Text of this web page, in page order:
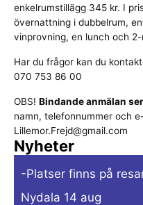
enkelrumstillägg 345 kr. I
övernattning i dubbelrum,
vinprovning, en lunch och
Har du frågor kan du
070 753 86 00
OBS! Bindande anmälan
namn, telefonnummer och
Lillemor.Frejd@gmail.com
Nyheter
-Platser finns på
Nydala 14 aug